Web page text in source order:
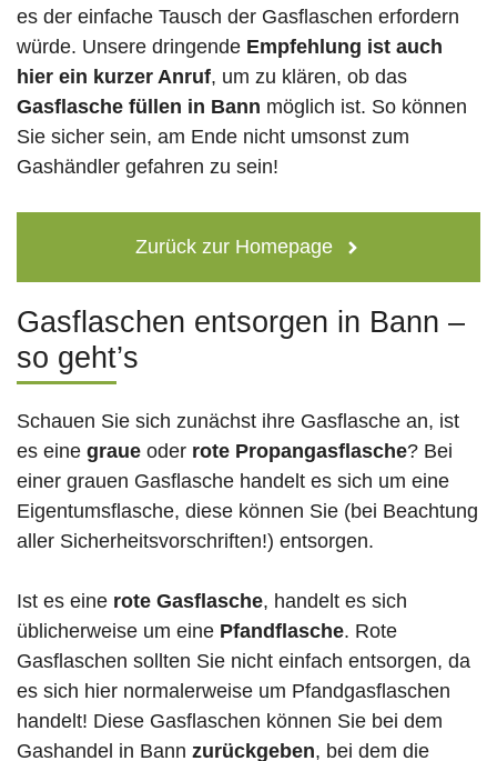
es der einfache Tausch der Gasflaschen erfordern
würde. Unsere dringende Empfehlung ist auch
hier ein kurzer Anruf, um zu klären, ob das
Gasflasche füllen in Bann möglich ist. So können
Sie sicher sein, am Ende nicht umsonst zum
Gashändler gefahren zu sein!
Zurück zur Homepage
Gasflaschen entsorgen in Bann –
so geht’s
Schauen Sie sich zunächst ihre Gasflasche an, ist
es eine graue oder rote Propangasflasche? Bei
einer grauen Gasflasche handelt es sich um eine
Eigentumsflasche, diese können Sie (bei Beachtung
aller Sicherheitsvorschriften!) entsorgen.
Ist es eine rote Gasflasche, handelt es sich
üblicherweise um eine Pfandflasche. Rote
Gasflaschen sollten Sie nicht einfach entsorgen, da
es sich hier normalerweise um Pfandgasflaschen
handelt! Diese Gasflaschen können Sie bei dem
Gashandel in Bann zurückgeben, bei dem die